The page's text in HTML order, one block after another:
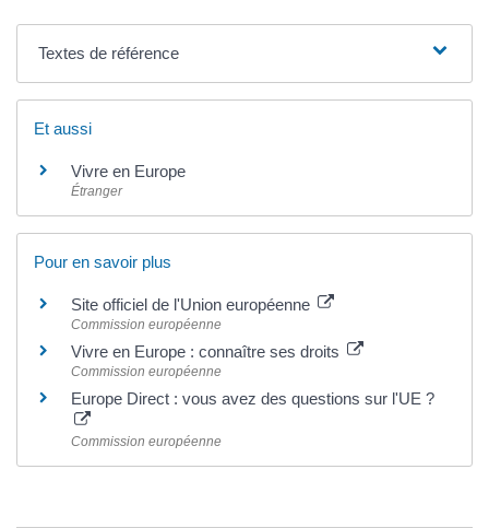
Textes de référence
Et aussi
Vivre en Europe
Étranger
Pour en savoir plus
Site officiel de l'Union européenne
Commission européenne
Vivre en Europe : connaître ses droits
Commission européenne
Europe Direct : vous avez des questions sur l'UE ?
Commission européenne